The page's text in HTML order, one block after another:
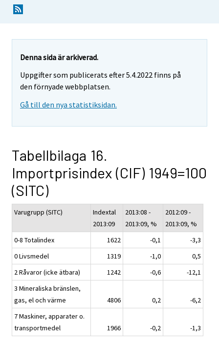
Denna sida är arkiverad.
Uppgifter som publicerats efter 5.4.2022 finns på
den förnyade webbplatsen.
Gå till den nya statistiksidan.
Tabellbilaga 16.
Importprisindex (CIF) 1949=100
(SITC)
Varugrupp (SITC)
Indextal
2013:09
2013:08 -
2013:09, %
2012:09 -
2013:09, %
0-8 Totalindex
1622 -0,1
-3,3
0 Livsmedel
1319 -1,0
0,5
2 Råvaror (icke ätbara)
1242 -0,6
-12,1
3 Mineraliska bränslen,
gas, el och värme
4806 0,2
-6,2
7 Maskiner, apparater o.
transportmedel
1966 -0,2 -1,3